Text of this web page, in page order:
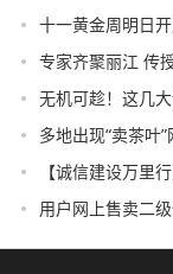
十一黄金周明日
专家齐聚丽江 传
无机可趁！这几
多地出现“卖茶叶
【诚信建设万里
用户网上售卖二